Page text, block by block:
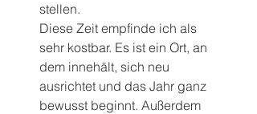
stellen.
Diese Zeit empfinde ich als
sehr kostbar. Es ist ein Ort, an
dem innehält, sich neu
ausrichtet und das Jahr ganz
bewusst beginnt. Außerdem